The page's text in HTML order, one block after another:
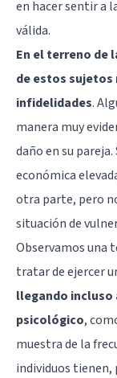
en hacer sentir a
válida.
En el terreno de
de estos
infidelidades.
manera muy
daño en su
económica
otra parte, pero
situación de
Observamos una
tratar de ejercer
llegando
psicológico,
muestra de la
individuos